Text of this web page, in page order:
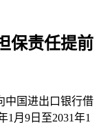
保责任提前
中国进出口银行借
1月9日至2031年1